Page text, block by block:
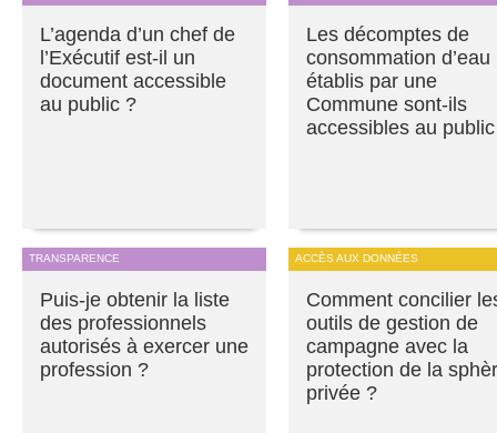
L’agenda d’un chef de
l’Exécutif est-il un
document accessible
au public ?
Les décomptes de
consommation d’eau
établis par une
Commune sont-ils
accessibles au
TRANSPARENCE
Puis-je obtenir la liste
des professionnels
autorisés à exercer une
profession ?
ACCÈS AUX DONNÉES
Comment concilier
outils de gestion de
campagne avec la
protection de la
privée ?